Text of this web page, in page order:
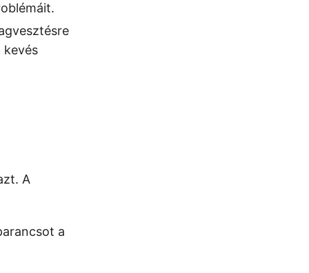
kevés
A
a